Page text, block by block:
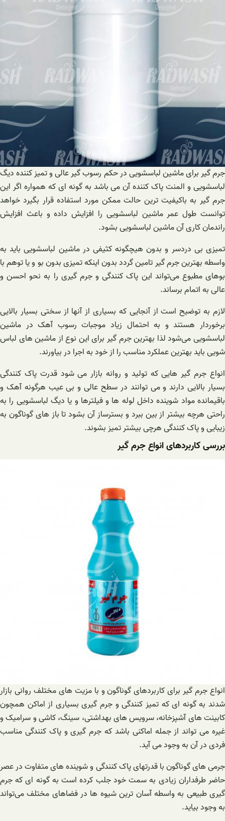
جرم گیر برای ماشین لباسشویی در حکم رسوب گیر عالی و تمیز کننده دیگ
لباسشویی و المنت پاک کننده آن می باشد به گونه ای که همواره اگر این
جرم گیر به باکیفیت ترین حالت ممکن مورد استفاده قرار بگیرد خواهد
توانست طول عمر ماشین لباسشویی را افزایش داده و باعث افزایش
راندمان کاری آن ماشین لباسشویی بشود.
تمیزی بی دردسر و بدون هیچگونه کثیفی در ماشین لباسشویی باید به
واسطه بهترین جرم گیر تامین گردد بدون اینکه تمیزی بدون بو و یا توهم با
بوهای مطبوع می‌تواند این پاک کنندگی و جرم گیری را به نحو احسن و
عالی به اتمام برساند.
لازم به توضیح است از آنجایی که بسیاری از آنها از سختی بسیار بالایی
برخوردار هستند و به احتمال زیاد موجبات رسوب آهک در ماشین
لباسشویی می‌شود لذا بهترین جرم گیر برای این نوع از ماشین های لباس
شویی باید بهترین عملکرد مناسب را از خود به اجرا در بیاورند.
انواع جرم گیر هایی که تولید و روانه بازار می شود قدرت پاک کنندگی
بسیار بالایی دارند و می توانند در سطح عالی و بی عیب هرگونه آهک و
باقیمانده مواد شوینده داخل لوله ها و فیلترها و یا دیگ لباسشویی را به
راحتی هرچه بیشتر از بین ببرد و بسترساز آن بشود تا باز های گوناگون به
زیبایی و پاک کنندگی هرچی بیشتر تمیز بشوند.
بررسی کاربردهای انواع جرم گیر
انواع جرم گیر برای کاربردهای گوناگون و با مزیت های مختلف روانی بازار
شدند به گونه ای که تمیز کنندگی و جرم گیری بسیاری از اماکن همچون
کابینت های آشپزخانه، سرویس های بهداشتی، سینگ، کاشی و سرامیک و
غیره می تواند از جمله اماکنی باشد که جرم گیری و پاک کنندگی مناسب
فردی در آن به وجود می آید.
جرمی های گوناگون با قدرتهای پاک کنندگی و شوینده های متفاوت در عصر
حاضر طرفداران زیادی به سمت خود جلب کرده است به گونه ای که جرم
گیری طبیعی به واسطه آسان ترین شیوه ها در فضاهای مختلف می‌تواند
به وجود بیاید.